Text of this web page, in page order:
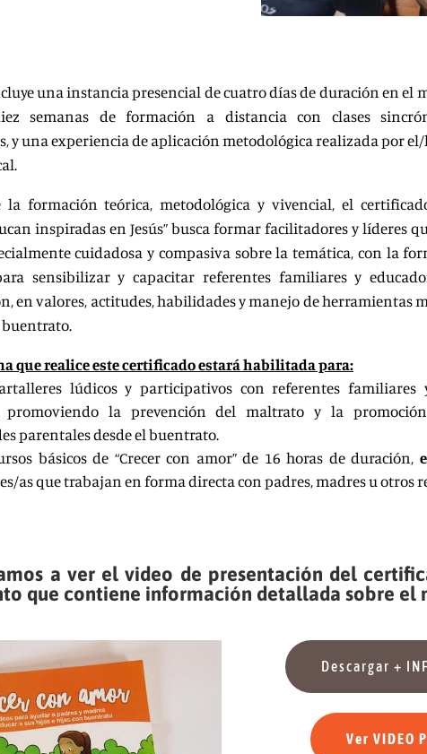
una instancia presencial de cuatro días de duración en el
semanas de formación a distancia con clases
y una experiencia de aplicación metodológica realizada por
la formación teórica, metodológica y vivencial, el
inspiradas en Jesús”busca formar facilitadores y líderes
cuidadosa y compasiva sobre la temática, con la
sensibilizar y capacitar referentes familiares y
en valores, actitudes, habilidades y manejo de herramientas
querealiceeste certificado estará habilitada para:
lúdicos y participativos con referentes
promoviendo la prevención del maltrato y la
parentales desde el buentrato.
básicos de “Crecer con amor” de 16 horas de duración,
as que trabajan en forma directa con padres, madres u otros
a ver el video de presentación del
que contiene información detallada sobre el
Descargar +
Ver VIDEO